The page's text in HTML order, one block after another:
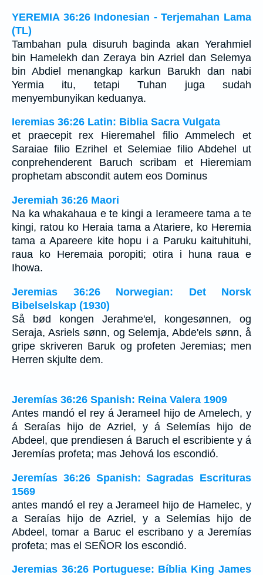
YEREMIA 36:26 Indonesian - Terjemahan Lama
(TL)
Tambahan pula disuruh baginda akan Yerahmiel
bin Hamelekh dan Zeraya bin Azriel dan Selemya
bin Abdiel menangkap karkun Barukh dan nabi
Yermia itu, tetapi Tuhan juga sudah
menyembunyikan keduanya.
Ieremias 36:26 Latin: Biblia Sacra Vulgata
et praecepit rex Hieremahel filio Ammelech et
Saraiae filio Ezrihel et Selemiae filio Abdehel ut
conprehenderent Baruch scribam et Hieremiam
prophetam abscondit autem eos Dominus
Jeremiah 36:26 Maori
Na ka whakahaua e te kingi a Ierameere tama a te
kingi, ratou ko Heraia tama a Atariere, ko Heremia
tama a Apareere kite hopu i a Paruku kaituhituhi,
raua ko Heremaia poropiti; otira i huna raua e
Ihowa.
Jeremias 36:26 Norwegian: Det Norsk
Bibelselskap (1930)
Så bød kongen Jerahme'el, kongesønnen, og
Seraja, Asriels sønn, og Selemja, Abde'els sønn, å
gripe skriveren Baruk og profeten Jeremias; men
Herren skjulte dem.
Jeremías 36:26 Spanish: Reina Valera 1909
Antes mandó el rey á Jerameel hijo de Amelech, y
á Seraías hijo de Azriel, y á Selemías hijo de
Abdeel, que prendiesen á Baruch el escribiente y á
Jeremías profeta; mas Jehová los escondió.
Jeremías 36:26 Spanish: Sagradas Escrituras
1569
antes mandó el rey a Jerameel hijo de Hamelec, y
a Seraías hijo de Azriel, y a Selemías hijo de
Abdeel, tomar a Baruc el escribano y a Jeremías
profeta; mas el SEÑOR los escondió.
Jeremias 36:26 Portuguese: Bíblia King James